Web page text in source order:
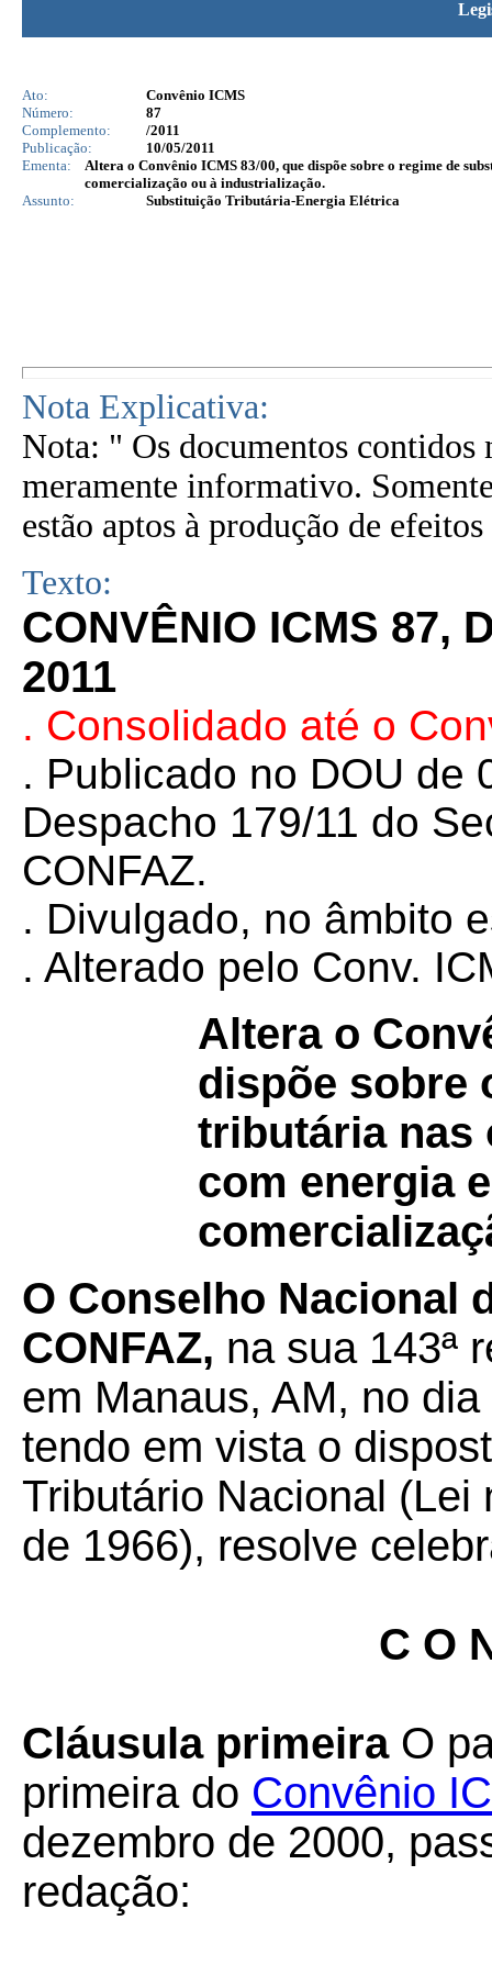
Ato:
Convênio ICMS
Número:
87
Complemento:
/2011
Publicação:
10/05/2011
Ementa:
Altera o Convênio ICMS 83/00, que dispõe sobre o regime de
comercialização ou à industrialização.
Assunto:
Substituição Tributária-Energia Elétrica
Nota Explicativa:
Nota: " Os documentos contidos
meramente informativo.
estão aptos à produção de
Texto:
CONVÊNIO ICMS 87,
2011
. Consolidado até o
. Publicado no DOU de
Despacho 179/11 do
CONFAZ.
. Divulgado, no âmbito
. Alterado pelo Conv.
Altera o
dispõe sobre
tributária nas
com energia
O Conselho Nacional
CONFAZ, na sua 143ª
em Manaus, AM, no
tendo em vista o
Tributário Nacional (Lei
de 1966), resolve
C O
Cláusula primeiraO
primeira do Convênio
dezembro de 2000,
redação: